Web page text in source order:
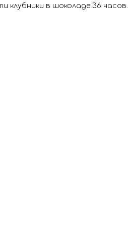
клубники в шоколаде 36 часов.